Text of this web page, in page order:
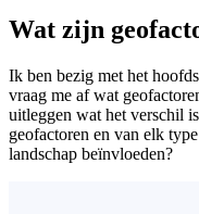
Wat zijn
Ik ben bezig met het
vraag me af wat
uitleggen wat het verschil
geofactoren en van elk
landschap beïnvloeden?